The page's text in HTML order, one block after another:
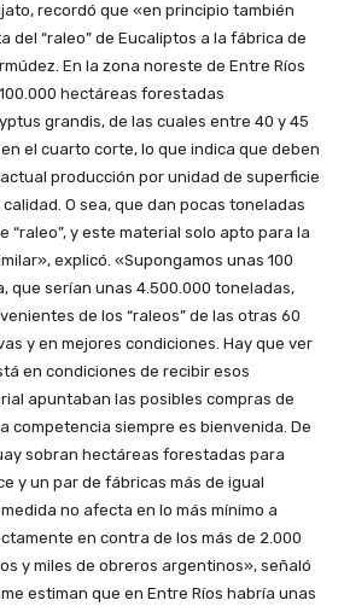
recordó que «en principio también
del “raleo” de Eucaliptos a la fábrica de
En la zona noreste de Entre Ríos
hectáreas forestadas
grandis, de las cuales entre 40 y 45
el cuarto corte, lo que indica que deben
producción por unidad de superficie
O sea, que dan pocas toneladas
“raleo”, y este material solo apto para la
explicó. «Supongamos unas 100
que serían unas 4.500.000 toneladas,
de los “raleos” de las otras 60
y en mejores condiciones. Hay que ver
en condiciones de recibir esos
apuntaban las posibles compras de
competencia siempre es bienvenida. De
sobran hectáreas forestadas para
y un par de fábricas más de igual
no afecta en lo más mínimo a
en contra de los más de 2.000
y miles de obreros argentinos», señaló
estiman que en Entre Ríos habría unas